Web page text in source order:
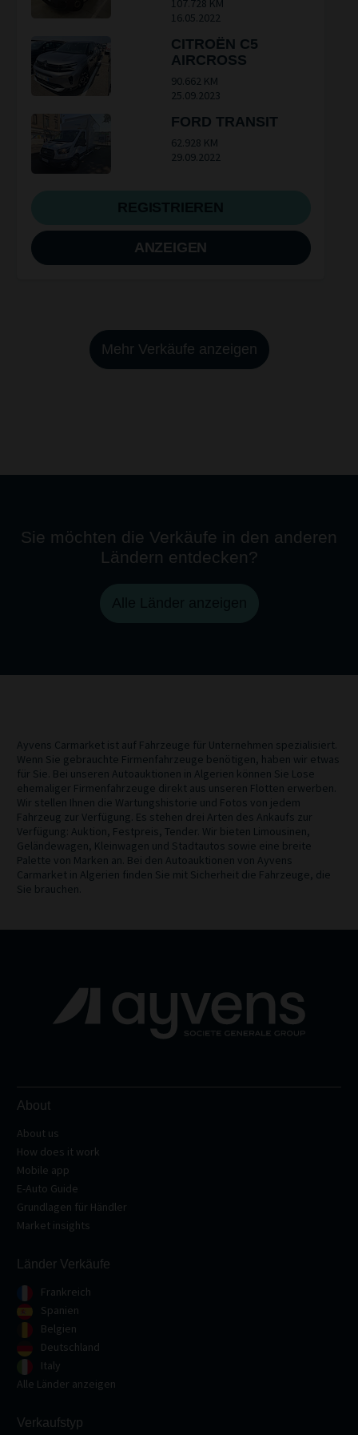
107.728 KM
16.05.2022
CITROËN C5
AIRCROSS
90.662 KM
25.09.2023
FORD TRANSIT
62.928 KM
29.09.2022
ANZEIGEN
Mehr Verkäufe anzeigen
Sie möchten die Verkäufe in den anderen
Ländern entdecken?
Ayvens Carmarket ist auf Fahrzeuge für Unternehmen spezialisiert.
Wenn Sie gebrauchte Firmenfahrzeuge benötigen, haben wir etwas
für Sie. Bei unseren Autoauktionen in Algerien können Sie Lose
ehemaliger Firmenfahrzeuge direkt aus unseren Flotten erwerben.
Wir stellen Ihnen die Wartungshistorie und Fotos von jedem
Fahrzeug zur Verfügung. Es stehen drei Arten des Ankaufs zur
Verfügung: Auktion, Festpreis, Tender. Wir bieten Limousinen,
Geländewagen, Kleinwagen und Stadtautos sowie eine breite
Palette von Marken an. Bei den Autoauktionen von Ayvens
Carmarket in Algerien finden Sie mit Sicherheit die Fahrzeuge, die
Sie brauchen.
About
About us
How does it work
Mobile app
E-Auto Guide
Grundlagen für Händler
Market insights
Länder Verkäufe
Frankreich
Spanien
Belgien
Deutschland
Italy
Alle Länder anzeigen
Verkaufstyp